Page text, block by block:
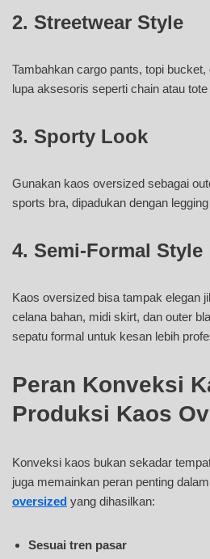
2. Streetwear Style
Tambahkan cargo pants, topi
lupa aksesoris seperti chain atau tote
3. Sporty Look
Gunakan kaos oversized sebagai
sports bra, dipadukan dengan
4. Semi-Formal Style
Kaos oversized bisa tampak elegan
celana bahan, midi skirt, dan outer
sepatu formal untuk kesan lebih
Peran Konveksi
Produksi Kaos
Konveksi kaos bukan sekadar
juga memainkan peran penting
oversized yang dihasilkan:
Sesuai tren pasar